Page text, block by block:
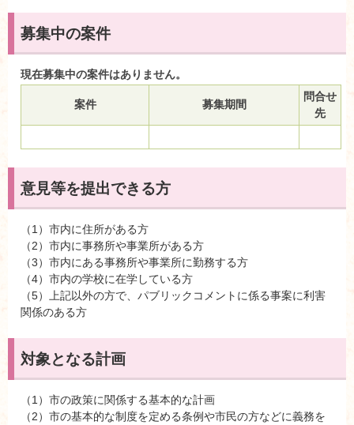
募集中の案件
現在募集中の案件はありません。
案件 募集期間
問合せ
先
意見等を提出できる方
（1）市内に住所がある方
（2）市内に事務所や事業所がある方
（3）市内にある事務所や事業所に勤務する方
（4）市内の学校に在学している方
（5）上記以外の方で、パブリックコメントに係る事案に利害
関係のある方
対象となる計画
（1）市の政策に関係する基本的な計画
（2）市の基本的な制度を定める条例や市民の方などに義務を